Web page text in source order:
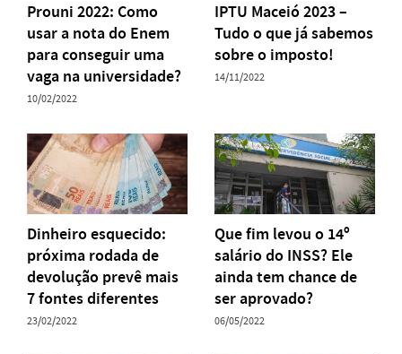
Prouni 2022: Como
usar a nota do Enem
para conseguir uma
vaga na universidade?
10/02/2022
IPTU Maceió 2023 –
Tudo o que já sabemos
sobre o imposto!
14/11/2022
Dinheiro esquecido:
próxima rodada de
devolução prevê mais
7 fontes diferentes
23/02/2022
Que fim levou o 14º
salário do INSS? Ele
ainda tem chance de
ser aprovado?
06/05/2022